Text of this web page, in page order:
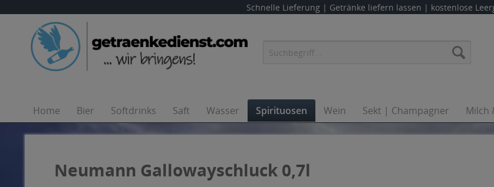
Schnelle Lieferung | Getränke liefern lassen | kostenlose
Home Bier Softdrinks Saft Wasser Spirituosen Wein Sekt | Champagner Milch
Neumann Gallowayschluck 0,7l